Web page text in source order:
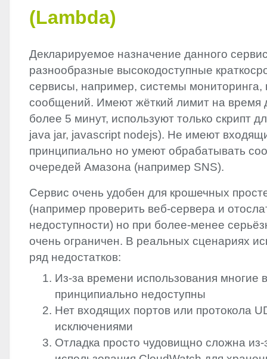
(Lambda)
Декларируемое назначение данного
разнообразные высокодоступные
сервисы, например, системы мониторинга,
сообщений. Имеют жёткий лимит на время
более 5 минут, используют только скрипт
java jar, javascript nodejs). Не имеют
принципиально но умеют обрабатывать
очередей Амазона (например SNS).
Сервис очень удобен для крошечных
(например проверить веб-сервера и
недоступности) но при более-менее
очень ограничен. В реальных сценариях
ряд недостатков:
Из-за времени использования многие
принципиально недоступны
Нет входящих портов или протокола
исключениями
Отладка просто чудовищно сложна из-